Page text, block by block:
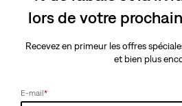
lors de votre
Recevez en primeur les offres
et bien plus
E-mail*